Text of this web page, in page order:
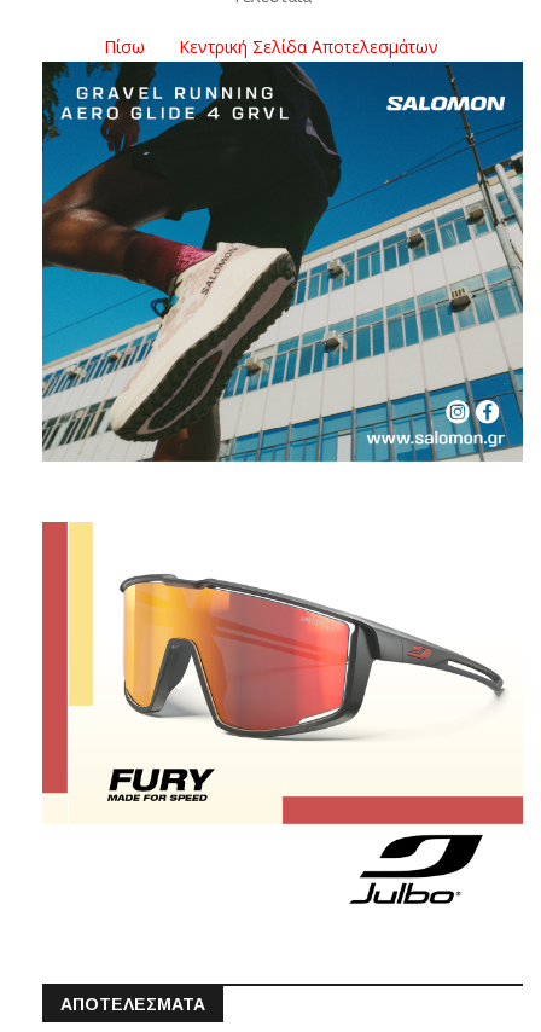
Πίσω Κεντρική Σελίδα Αποτελεσμάτων
ΑΠΟΤΕΛΕΣΜΑΤΑ